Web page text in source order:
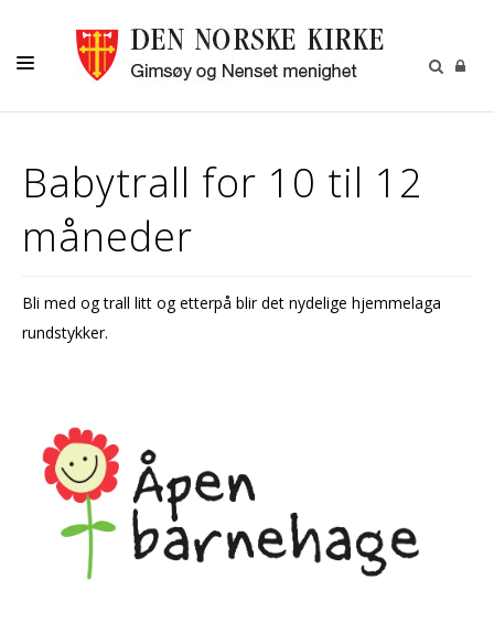
BARN OG UNGDOM
VOKSNE
OM OSS
MENIGHETSBLADET
Babytrall for 10 til 12
måneder
Bli med og trall litt og etterpå blir det nydelige hjemmelaga
rundstykker.